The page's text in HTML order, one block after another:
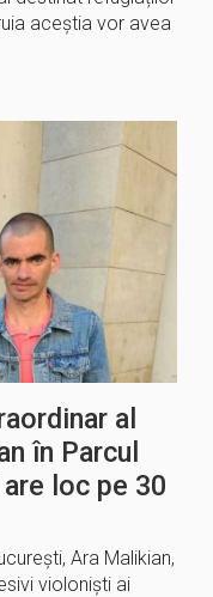
aceștia vor avea
al
în Parcul
loc pe 30
Ara Malikian,
violoniști ai